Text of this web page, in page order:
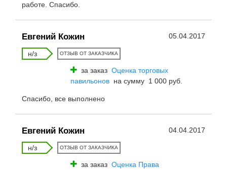
работе. Спасибо.
Евгений Кожин 05.04.2017
н/з ОТЗЫВ ОТ ЗАКАЗЧИКА
за заказ Оценка торговых
павильонов на сумму 1 000 руб.
Спасибо, все выполнено
Евгений Кожин 04.04.2017
н/з ОТЗЫВ ОТ ЗАКАЗЧИКА
за заказ Оценка Права